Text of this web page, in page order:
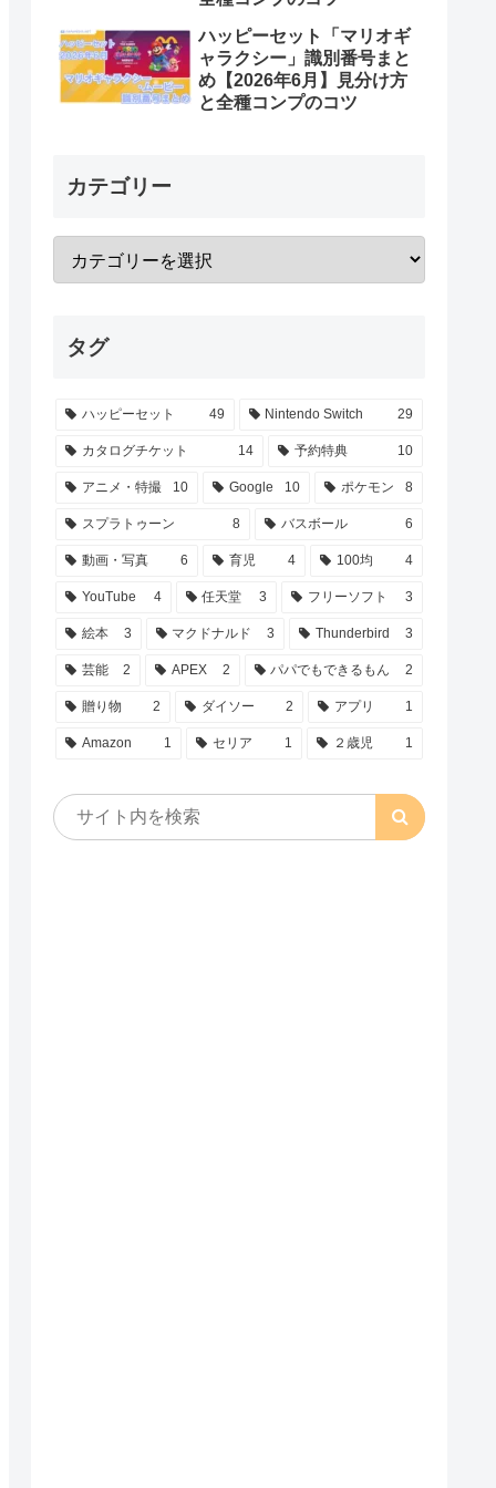
ハッピーセット「マリオギ
ャラクシー」識別番号まと
め【2026年6月】見分け方
と全種コンプのコツ
カテゴリー
タグ
ハッピーセット 49 Nintendo Switch 29
カタログチケット 14 予約特典 10
アニメ・特撮 10 Google 10 ポケモン 8
スプラトゥーン 8 バスボール 6
動画・写真 6 育児 4 100均 4
YouTube 4 任天堂 3 フリーソフト 3
絵本 3 マクドナルド 3 Thunderbird 3
芸能 2 APEX 2 パパでもできるもん 2
贈り物 2 ダイソー 2 アプリ 1
Amazon 1 セリア 1 ２歳児 1